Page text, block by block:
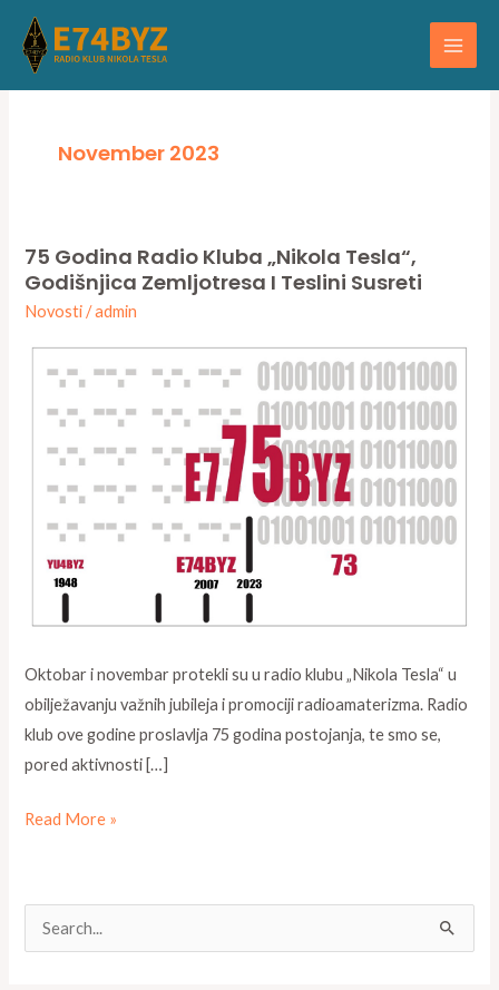
content
Main
November 2023
75 Godina Radio Kluba „Nikola Tesla“,
Godišnjica Zemljotresa I Teslini Susreti
Novosti/admin
Oktobar i novembar protekli su u radio klubu „Nikola Tesla“ u
obilježavanju važnih jubileja i promociji radioamaterizma. Radio
klub ove godine proslavlja 75 godina postojanja, te smo se,
pored aktivnosti […]
75
godina
radio
kluba
„Nikola
Tesla“,
zemljotresa
Teslini
susreti
Read More »